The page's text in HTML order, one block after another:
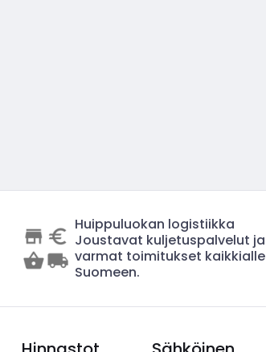
Huippuluokan logistiikka
Joustavat kuljetuspalvelut ja
varmat toimitukset kaikkialle
Suomeen.